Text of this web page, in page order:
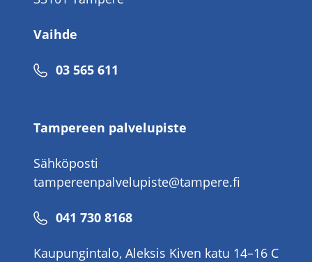
Vaihde
Puhelinnumero
03 565 611
Tampereen palvelupiste
Sähköposti
tampereenpalvelupiste@tampere.fi
Puhelinnumero
041 730 8168
Kaupungintalo, Aleksis Kiven katu 14–16 C